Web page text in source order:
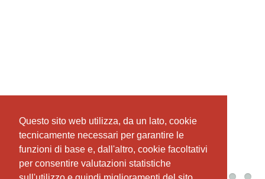
Questo sito web utilizza, da un lato, cookie
tecnicamente necessari per garantire le
funzioni di base e, dall'altro, cookie facoltativi
per consentire valutazioni statistiche
Questo sito web utilizza, da un lato, cookie
tecnicamente necessari per garantire le
funzioni di base e, dall'altro, cookie facoltativi
per consentire valutazioni statistiche